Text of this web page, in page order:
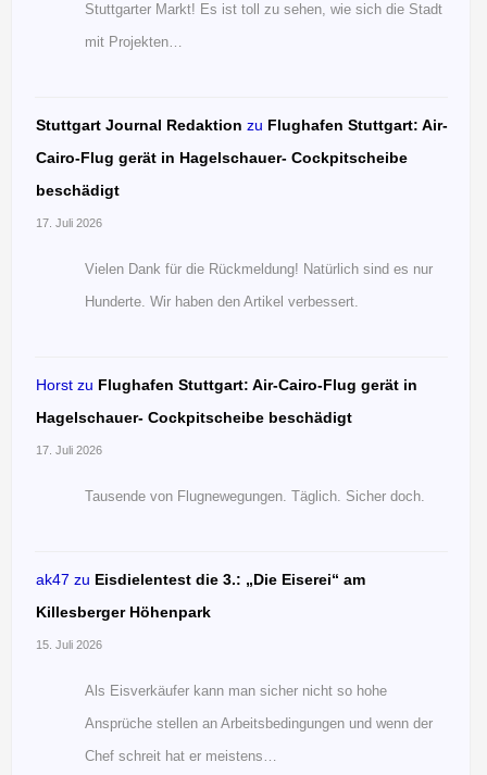
Stuttgarter Markt! Es ist toll zu sehen, wie sich die Stadt
mit Projekten…
Stuttgart Journal Redaktion zu Flughafen Stuttgart: Air-
Cairo-Flug gerät in Hagelschauer- Cockpitscheibe
beschädigt
17. Juli 2026
Vielen Dank für die Rückmeldung! Natürlich sind es nur
Hunderte. Wir haben den Artikel verbessert.
Horst zu Flughafen Stuttgart: Air-Cairo-Flug gerät in
Hagelschauer- Cockpitscheibe beschädigt
17. Juli 2026
Tausende von Flugnewegungen. Täglich. Sicher doch.
ak47 zu Eisdielentest die 3.: „Die Eiserei“ am
Killesberger Höhenpark
15. Juli 2026
Als Eisverkäufer kann man sicher nicht so hohe
Ansprüche stellen an Arbeitsbedingungen und wenn der
Chef schreit hat er meistens…